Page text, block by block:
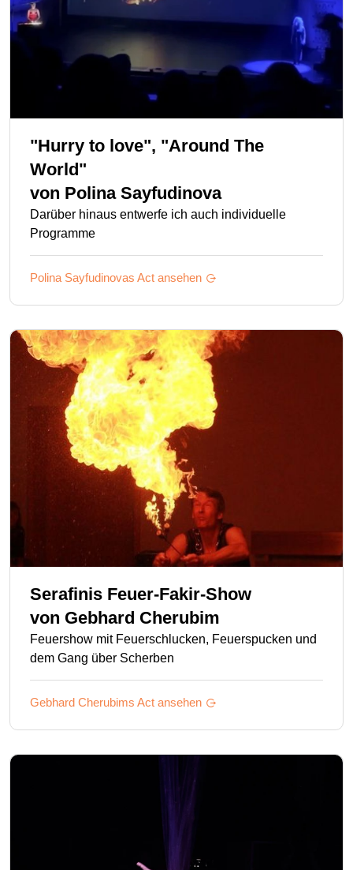
"Hurry to love", "Around The
World"
von Polina Sayfudinova
Darüber hinaus entwerfe ich auch individuelle
Programme
Polina Sayfudinovas Act ansehen
Serafinis Feuer-Fakir-Show
von Gebhard Cherubim
Feuershow mit Feuerschlucken, Feuerspucken und
dem Gang über Scherben
Gebhard Cherubims Act ansehen